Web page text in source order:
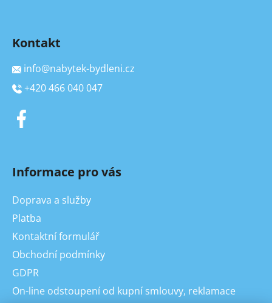
Kontakt
info@nabytek-bydleni.cz
+420 466 040 047
Informace pro vás
Doprava a služby
Platba
Kontaktní formulář
Obchodní podmínky
GDPR
On-line odstoupení od kupní smlouvy, reklamace